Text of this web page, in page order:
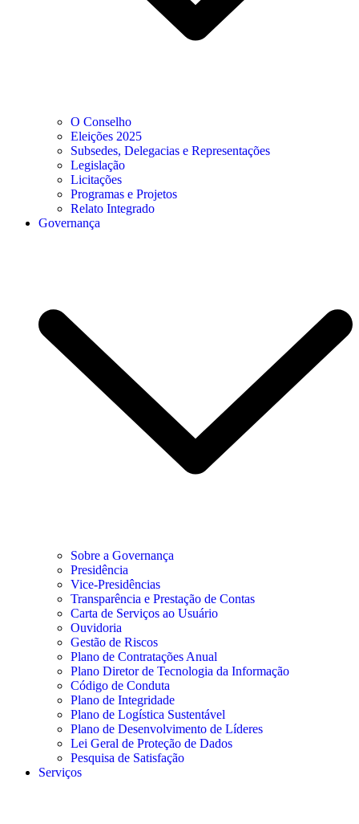
O Conselho
Eleições 2025
Subsedes, Delegacias e Representações
Legislação
Licitações
Programas e Projetos
Relato Integrado
Governança
Sobre a Governança
Presidência
Vice-Presidências
Transparência e Prestação de Contas
Carta de Serviços ao Usuário
Ouvidoria
Gestão de Riscos
Plano de Contratações Anual
Plano Diretor de Tecnologia da Informação
Código de Conduta
Plano de Integridade
Plano de Logística Sustentável
Plano de Desenvolvimento de Líderes
Lei Geral de Proteção de Dados
Pesquisa de Satisfação
Serviços